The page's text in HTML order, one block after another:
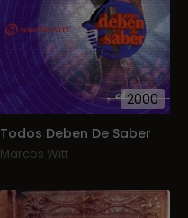
2000
Todos Deben De Saber
Marcos Witt